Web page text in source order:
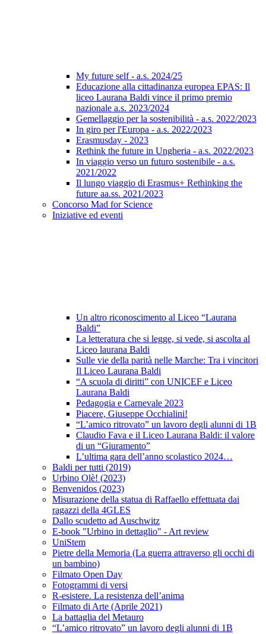
My future self - a.s. 2024/25
Educazione alla cittadinanza europea EPAS: Il
liceo Laurana Baldi vince il primo premio
nazionale a.s. 2023/2024
Gemellaggio per la sostenibilità - a.s. 2022/2023
In giro per l'Europa - a.s. 2022/2023
Erasmusday - 2023
Rethink the future in Ungheria - a.s. 2022/2023
In viaggio verso un futuro sostenibile - a.s.
2021/2022
Il lungo viaggio di Erasmus+ Rethinking the
future aa.ss. 2021/2023
Concorso Mad for Science
Iniziative ed eventi
Un altro riconoscimento al Liceo “Laurana
Baldi”
La letteratura che si legge, si vede, si ascolta al
Liceo laurana Baldi
Sulle vie della parità nelle Marche: Tra i vincitori
Il Liceo Laurana Baldi
“A scuola di diritti” con UNICEF e Liceo
Laurana Baldi
Pedagogia e Carnevale 2023
Piacere, Giuseppe Occhialini!
“L’amico ritrovato” un lavoro degli alunni di 1B
Claudio Fava e il Liceo Laurana Baldi: il valore
di un “Giuramento”
L’ultima gara dell’anno scolastico 2024…
Baldi per tutti (2019)
Urbino Olè! (2023)
Benvenidos (2023)
Misurazione della statua di Raffaello effettuata dai
ragazzi della 4GLES
Dallo scudetto ad Auschwitz
E-book "Urbino in dettaglio" - Art review
UniStem
Pietre della Memoria (La guerra attraverso gli occhi di
un bambino)
Filmato Open Day
Fotogrammi di versi
R-esistere. La resistenza dell’anima
Filmato di Arte (Aprile 2021)
La battaglia del Metauro
“L’amico ritrovato” un lavoro degli alunni di 1B